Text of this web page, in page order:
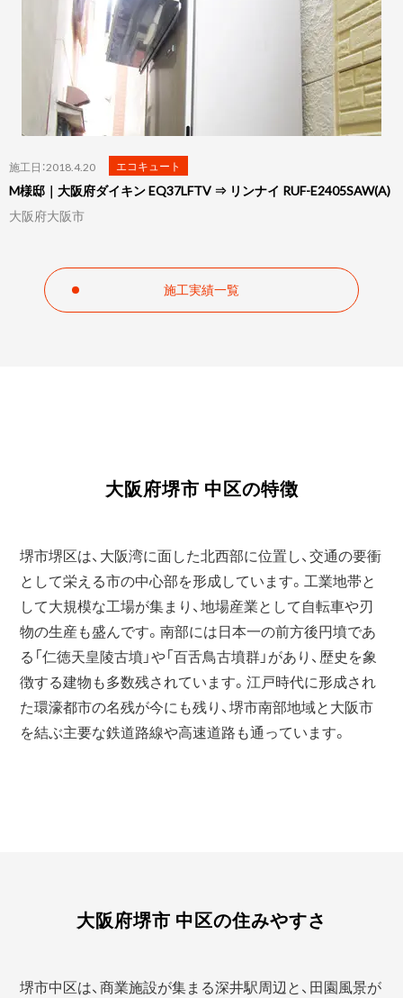
施工日：2018.4.20 エコキュート
M様邸｜大阪府ダイキン EQ37LFTV ⇒ リンナイ RUF-E2405SAW(A)
大阪府大阪市
施工実績一覧
大阪府堺市 中区の特徴
堺市堺区は、大阪湾に面した北西部に位置し、交通の要衝
として栄える市の中心部を形成しています。工業地帯と
して大規模な工場が集まり、地場産業として自転車や刃
物の生産も盛んです。南部には日本一の前方後円墳であ
る「仁徳天皇陵古墳」や「百舌鳥古墳群」があり、歴史を象
徴する建物も多数残されています。江戸時代に形成され
た環濠都市の名残が今にも残り、堺市南部地域と大阪市
を結ぶ主要な鉄道路線や高速道路も通っています。
大阪府堺市 中区の住みやすさ
堺市中区は、商業施設が集まる深井駅周辺と、田園風景が